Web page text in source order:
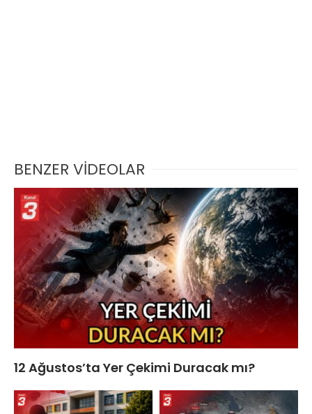
BENZER VİDEOLAR
12 Ağustos’ta Yer Çekimi Duracak mı?